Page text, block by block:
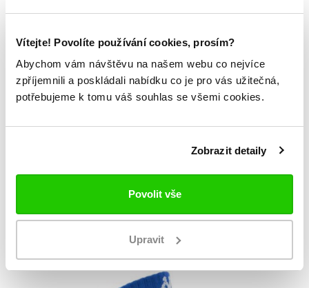
Vítejte! Povolíte používání cookies, prosím?
Abychom vám návštěvu na našem webu co nejvíce
zpříjemnili a poskládali nabídku co je pro vás užitečná,
potřebujeme k tomu váš souhlas se všemi cookies.
Zobrazit detaily
Povolit vše
Upravit
Ponožky ZORAZ 3pack
elastické zpevnění kotníku
vpletená loga Kappa nad kotníkem
Mohlo by se vám
TAKÉ LÍBIT